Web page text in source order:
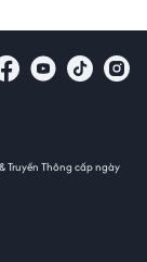
Truyền Thông cấp ngày